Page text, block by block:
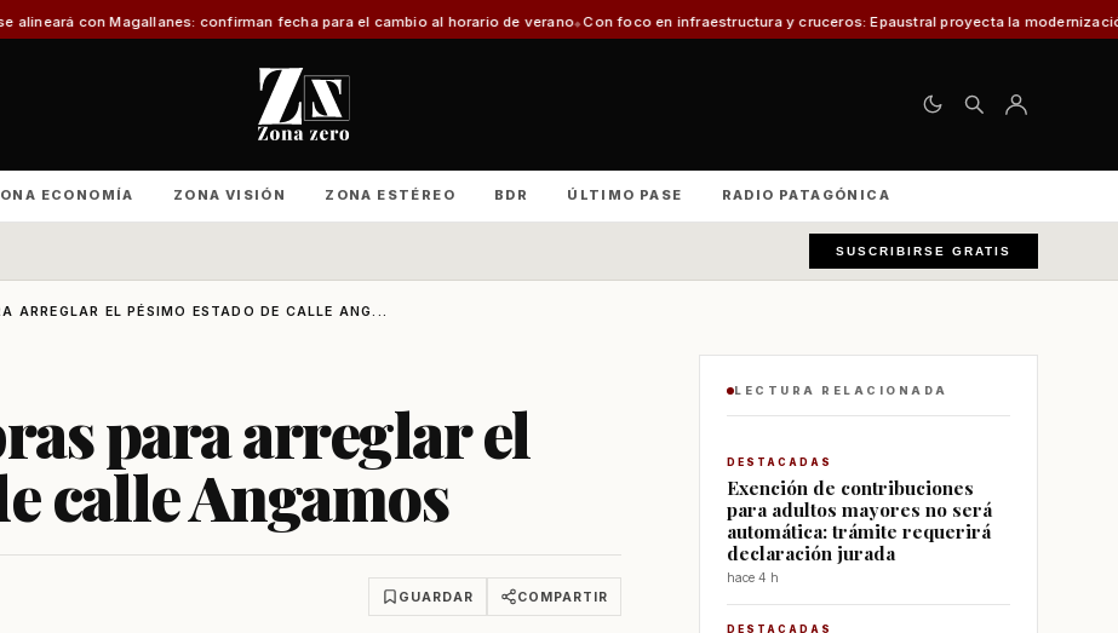
confirman fecha para el cambio al horario de verano Con foco en infraestructura y cruceros: Epaustral proyecta la modernización portuaria
ECONOMÍA ZONA VISIÓN ZONA ESTÉREO BDR ÚLTIMO PASE RADIO PATAGÓNICA
SUSCRIBIRSE GRATIS
ARREGLAR EL PÉSIMO ESTADO DE CALLE ANG...
para arreglar el
calle Angamos
GUARDAR COMPARTIR
LECTURA RELACIONADA
DESTACADAS
Exención de contribuciones
para adultos mayores no será
automática: trámite requerirá
declaración jurada
hace 4 h
DESTACADAS